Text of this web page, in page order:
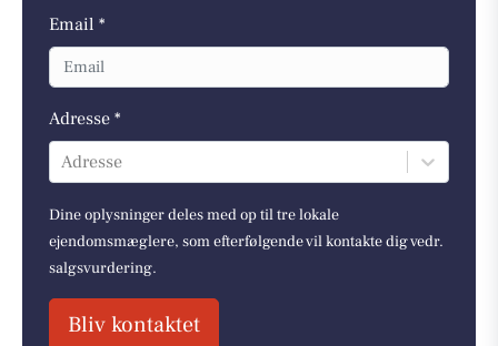
Email *
Adresse *
Adresse
Dine oplysninger deles med op til tre lokale
ejendomsmæglere, som efterfølgende vil kontakte dig vedr.
salgsvurdering.
Bliv kontaktet